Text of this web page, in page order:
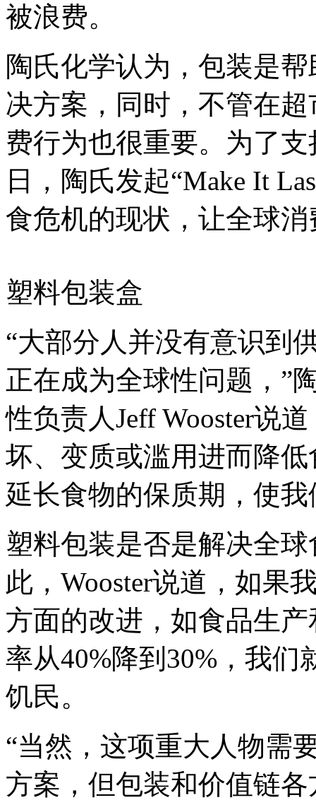
被浪费。
陶氏化学认为，包装是
决方案，同时，不管在
费行为也很重要。为了
日，陶氏发起“Make It
食危机的现状，让全球
塑料包装盒
“大部分人并没有意识到
正在成为全球性问题，”
性负责人Jeff Wooster说
坏、变质或滥用进而降
延长食物的保质期，使
塑料包装是否是解决全
此，Wooster说道，如果
方面的改进，如食品生
率从40%降到30%，我
饥民。
“当然，这项重大人物需
方案，但包装和价值链